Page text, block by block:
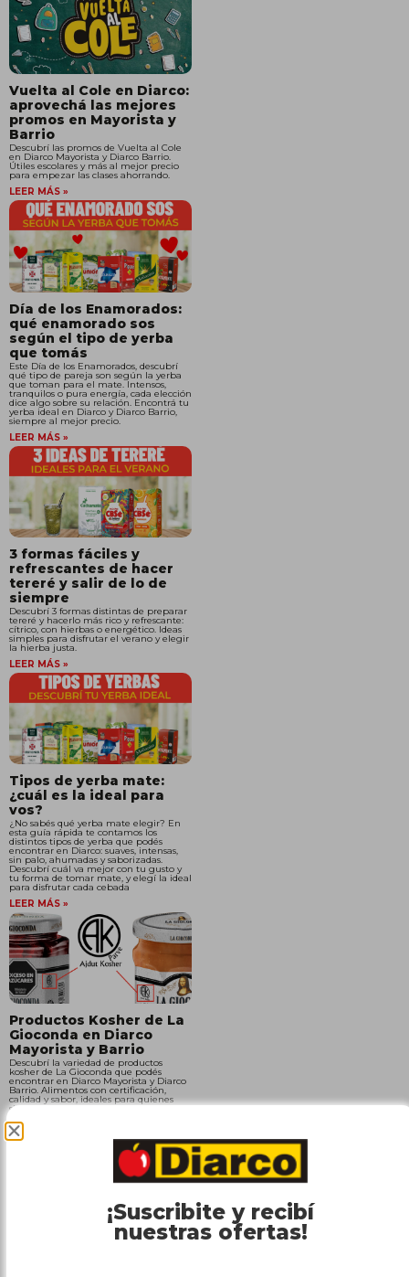
Vuelta al Cole en Diarco:
aprovechá las mejores
promos en Mayorista y
Barrio
Descubrí las promos de Vuelta al Cole
en Diarco Mayorista y Diarco Barrio.
Útiles escolares y más al mejor precio
para empezar las clases ahorrando.
LEER MÁS »
Día de los Enamorados:
qué enamorado sos
según el tipo de yerba
que tomás
Este Día de los Enamorados, descubrí
qué tipo de pareja son según la yerba
que toman para el mate. Intensos,
tranquilos o pura energía, cada elección
dice algo sobre su relación. Encontrá tu
yerba ideal en Diarco y Diarco Barrio,
siempre al mejor precio.
LEER MÁS »
3 formas fáciles y
refrescantes de hacer
tereré y salir de lo de
siempre
Descubrí 3 formas distintas de preparar
tereré y hacerlo más rico y refrescante:
cítrico, con hierbas o energético. Ideas
simples para disfrutar el verano y elegir
la hierba justa.
LEER MÁS »
Tipos de yerba mate:
¿cuál es la ideal para
vos?
¿No sabés qué yerba mate elegir? En
esta guía rápida te contamos los
distintos tipos de yerba que podés
encontrar en Diarco: suaves, intensas,
sin palo, ahumadas y saborizadas.
Descubrí cuál va mejor con tu gusto y
tu forma de tomar mate, y elegí la ideal
para disfrutar cada cebada
LEER MÁS »
Productos Kosher de La
Gioconda en Diarco
Mayorista y Barrio
Descubrí la variedad de productos
kosher de La Gioconda que podés
encontrar en Diarco Mayorista y Diarco
Barrio. Alimentos con certificación,
calidad y sabor, ideales para quienes
siguen una alimentación kosher y para
para todos los días.
LEER MÁS »
¡Suscribite y recibí
nuestras ofertas!